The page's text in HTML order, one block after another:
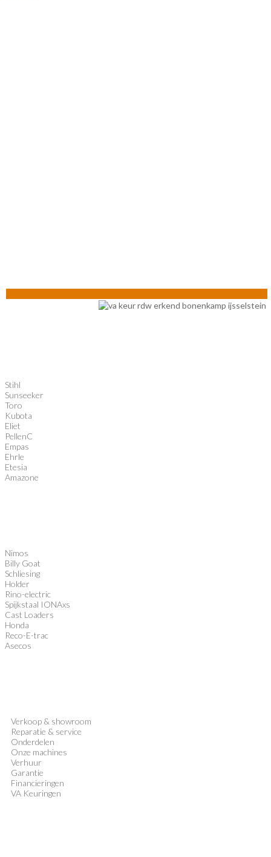
Stihl
Sunseeker
Toro
Kubota
Eliet
PellenC
Empas
Ehrle
Etesia
Amazone
Nimos
Billy Goat
Schliesing
Holder
Rino-electric
Spijkstaal IONAxs
Cast Loaders
Honda
Reco-E-trac
Asecos
Verkoop & showroom
Reparatie & service
Onderdelen
Onze machines
Verhuur
Garantie
Financieringen
VA Keuringen